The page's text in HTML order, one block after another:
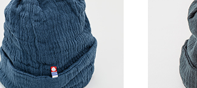
在庫有無
在庫あり